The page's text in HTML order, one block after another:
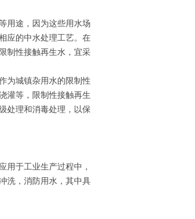
用途，因为这些用水场
应的中水处理工艺。在
制性接触再生水，宜采
为城镇杂用水的限制性
灌等，限制性接触再生
处理和消毒处理，以保
用于工业生产过程中，
洗，消防用水，其中具